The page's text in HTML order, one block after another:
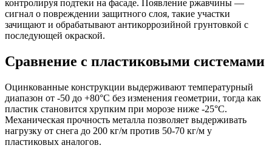
контролируя подтеки на фасаде. Появление ржавчины —
сигнал о повреждении защитного слоя, такие участки
зачищают и обрабатывают антикоррозийной грунтовкой с
последующей окраской.
Сравнение с пластиковыми системами
Оцинкованные конструкции выдерживают температурный
диапазон от -50 до +80°C без изменения геометрии, тогда как
пластик становится хрупким при морозе ниже -25°C.
Механическая прочность металла позволяет выдерживать
нагрузку от снега до 200 кг/м против 50-70 кг/м у
пластиковых аналогов.